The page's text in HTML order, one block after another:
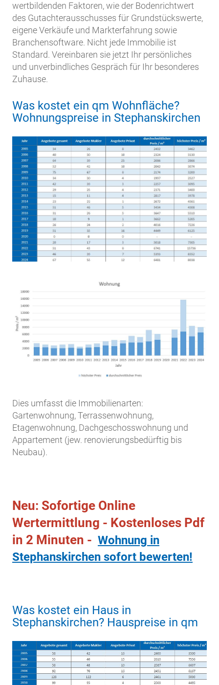
wertbildenden Faktoren, wie der Bodenrichtwert
des Gutachterausschusses für Grundstückswerte,
eigene Verkäufe und Markterfahrung sowie
Branchensoftware. Nicht jede Immobilie ist
Standard. Vereinbaren sie jetzt Ihr persönliches
und unverbindliches Gespräch für Ihr besonderes
Zuhause.
Was kostet ein qm Wohnfläche?
Wohnungspreise in Stephanskirchen
Dies umfasst die Immobilienarten:
Gartenwohnung, Terrassenwohnung,
Etagenwohnung, Dachgeschosswohnung und
Appartement (jew. renovierungsbedürftig bis
Neubau).
Neu: Sofortige Online
Wertermittlung - Kostenloses Pdf
in 2 Minuten - Wohnung in
Stephanskirchen sofort bewerten!
Was kostet ein Haus in
Stephanskirchen? Hauspreise in qm